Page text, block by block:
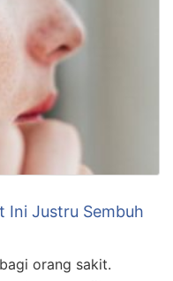
Ini Justru Sembuh
orang sakit.